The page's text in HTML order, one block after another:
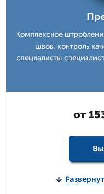
Комплексное
швов, контроль
специалисты
от